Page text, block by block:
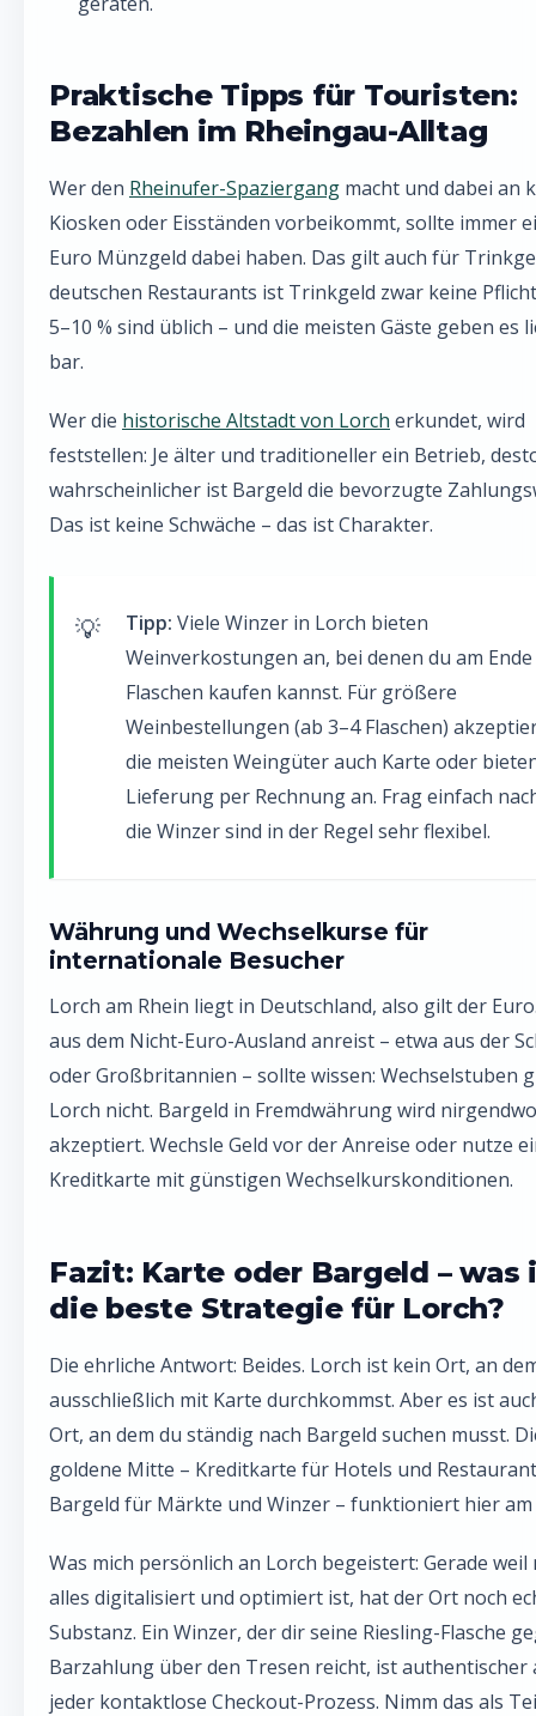
Praktische Tipps für Touristen:
Bezahlen im Rheingau-Alltag
Wer den Rheinufer-Spaziergang macht und dabei an
Kiosken oder Eisständen vorbeikommt, sollte immer
Euro Münzgeld dabei haben. Das gilt auch für
deutschen Restaurants ist Trinkgeld zwar keine
5–10 % sind üblich – und die meisten Gäste geben es
bar.
Wer die historische Altstadt von Lorch erkundet, wird
feststellen: Je älter und traditioneller ein Betrieb,
wahrscheinlicher ist Bargeld die bevorzugte
Das ist keine Schwäche – das ist Charakter.
Tipp: Viele Winzer in Lorch bieten
Weinverkostungen an, bei denen du am Ende
Flaschen kaufen kannst. Für größere
Weinbestellungen (ab 3–4 Flaschen)
die meisten Weingüter auch Karte oder
Lieferung per Rechnung an. Frag einfach
die Winzer sind in der Regel sehr flexibel.
Währung und Wechselkurse für
internationale Besucher
Lorch am Rhein liegt in Deutschland, also gilt der
aus dem Nicht-Euro-Ausland anreist – etwa aus der
oder Großbritannien – sollte wissen: Wechselstuben
Lorch nicht. Bargeld in Fremdwährung wird nirgendwo
akzeptiert. Wechsle Geld vor der Anreise oder nutze
Kreditkarte mit günstigen Wechselkurskonditionen.
Fazit: Karte oder Bargeld – was
die beste Strategie für Lorch?
Die ehrliche Antwort: Beides. Lorch ist kein Ort, an
ausschließlich mit Karte durchkommst. Aber es ist
Ort, an dem du ständig nach Bargeld suchen musst.
goldene Mitte – Kreditkarte für Hotels und
Bargeld für Märkte und Winzer – funktioniert hier am
Was mich persönlich an Lorch begeistert: Gerade weil
alles digitalisiert und optimiert ist, hat der Ort noch
Substanz. Ein Winzer, der dir seine Riesling-Flasche
Barzahlung über den Tresen reicht, ist authentischer
jeder kontaktlose Checkout-Prozess. Nimm das als